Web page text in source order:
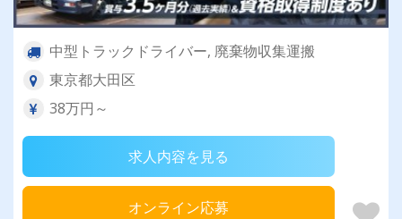
中型トラックドライバー, 廃棄物収集運搬
東京都大田区
38万円～
求人内容を見る
オンライン応募